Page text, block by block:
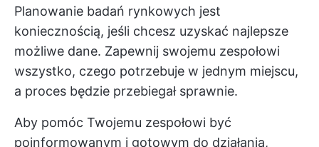
Planowanie badań rynkowych jest
koniecznością, jeśli chcesz uzyskać najlepsze
możliwe dane. Zapewnij swojemu zespołowi
wszystko, czego potrzebuje w jednym miejscu,
a proces będzie przebiegał sprawnie.
Aby pomóc Twojemu zespołowi być
poinformowanym i gotowym do działania,